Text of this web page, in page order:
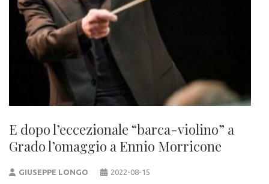
E dopo l’eccezionale “barca-violino” a
Grado l’omaggio a Ennio Morricone
GIUSEPPE LONGO 2022-08-15